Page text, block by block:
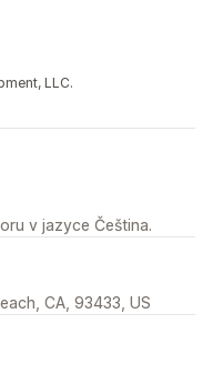
LLC.
v jazyce Čeština.
CA, 93433, US